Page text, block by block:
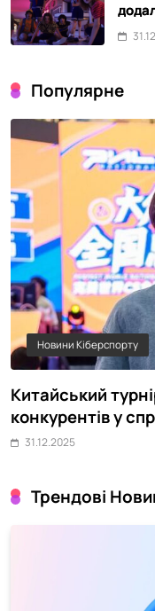
Популярне
Новини Кіберспорту
Китайський
конкурентів у
31.12.2025
Трендові